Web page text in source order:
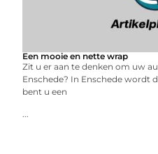
Een mooie en nette wrap
Zit u er aan te denken om uw
Enschede? In Enschede wordt
bent u een
...